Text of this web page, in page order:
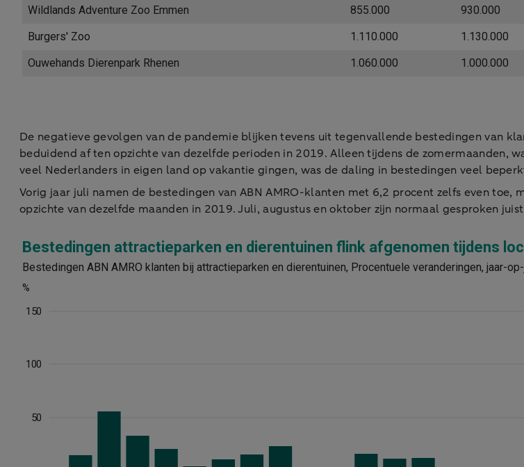
De negatieve gevolgen van de pandemie blijken tevens uit tegenvallende bestedingen van
beduidend af ten opzichte van dezelfde perioden in 2019. Alleen tijdens de zomermaanden,
veel Nederlanders in eigen land op vakantie gingen, was de daling in bestedingen veel
Vorig jaar juli namen de bestedingen van ABN AMRO-klanten met 6,2 procent zelfs even
opzichte van dezelfde maanden in 2019. Juli, augustus en oktober zijn normaal gesproken